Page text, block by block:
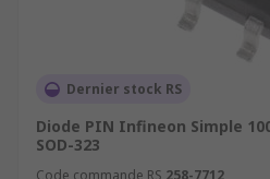
Dernier stock RS
Diode PIN Infineon Simple
SOD-323
Code commande RS 258-7712